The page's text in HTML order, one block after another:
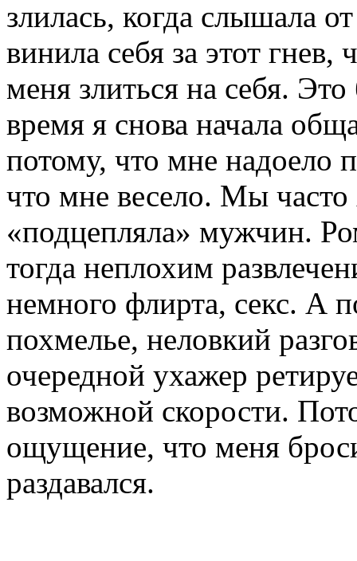
злилась, когда слышала
винила себя за этот гнев,
меня злиться на себя.
время я снова начала
потому, что мне надоело
что мне весело. Мы
«подцепляла» мужчин.
тогда неплохим
немного флирта, секс. А
похмелье, неловкий
очередной ухажер
возможной скорости.
ощущение, что меня
раздавался.